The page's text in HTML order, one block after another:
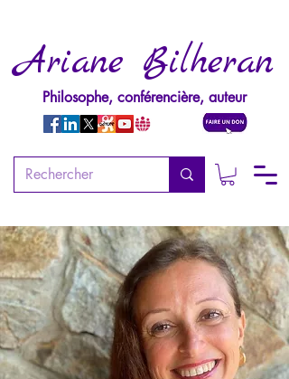
Ariane Bilheran
Philosophe, conférencière, auteur